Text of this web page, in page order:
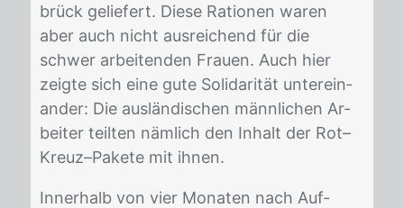
brück ge­lie­fert. Die­se Ra­tio­nen wa­ren
aber auch nicht aus­rei­chend für die
schwer ar­bei­ten­den Frau­en. Auch hier
zeig­te sich eine gute So­li­da­ri­tät un­ter­ein­
an­der: Die aus­län­di­schen männ­li­chen Ar­
bei­ter teil­ten näm­lich den In­halt der Rot–
Kreuz–Pa­ke­te mit ih­nen.
In­ner­halb von vier Mo­na­ten nach Auf­